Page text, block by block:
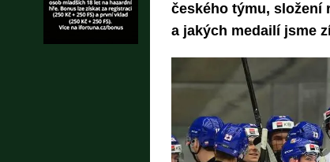
českého týmu, složení
a jakých medailí jsme